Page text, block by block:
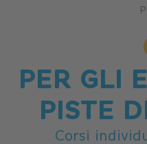
ESTATE
PER GLI
PISTE
Corsi